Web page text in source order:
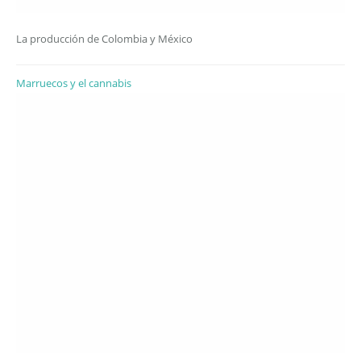
La producción de Colombia y México
Marruecos y el cannabis